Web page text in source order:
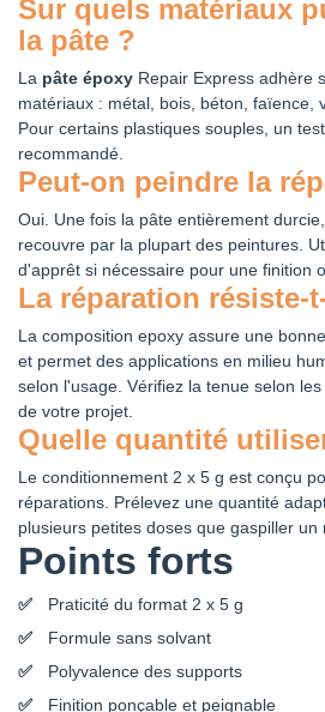
Sur quels matériaux
la pâte ?
La pâte époxy Repair Express adhère
matériaux : métal, bois, béton, faïence,
Pour certains plastiques souples, un
recommandé.
Peut-on peindre la
Oui. Une fois la pâte entièrement
recouvre par la plupart des peintures.
d'apprêt si nécessaire pour une finition
La réparation résiste-
La composition epoxy assure une bonne
et permet des applications en milieu
selon l'usage. Vérifiez la tenue selon
de votre projet.
Quelle quantité
Le conditionnement 2 x 5 g est conçu
réparations. Prélevez une quantité
plusieurs petites doses que gaspiller un
Points forts
Praticité du format 2 x 5 g
Formule sans solvant
Polyvalence des supports
Finition ponçable et peignable